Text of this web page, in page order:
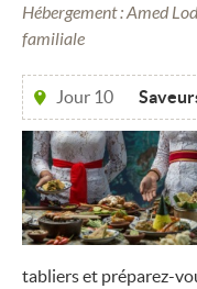
Hébergement : Amed
familiale
Jour 10
tabliers et préparez-